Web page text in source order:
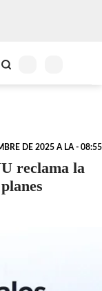
DE 2025 A LA - 08:55
reclama la